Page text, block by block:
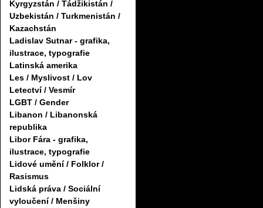
Kyrgyzstán / Tádžikistán /
Uzbekistán / Turkmenistán /
Kazachstán
Ladislav Sutnar - grafika,
ilustrace, typografie
Latinská amerika
Les / Myslivost / Lov
Letectví / Vesmír
LGBT / Gender
Libanon / Libanonská
republika
Libor Fára - grafika,
ilustrace, typografie
Lidové umění / Folklor /
Rasismus
Lidská práva / Sociální
vyloučení / Menšiny